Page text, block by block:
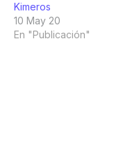
Kimeros
10 May 20
En "Publicación"